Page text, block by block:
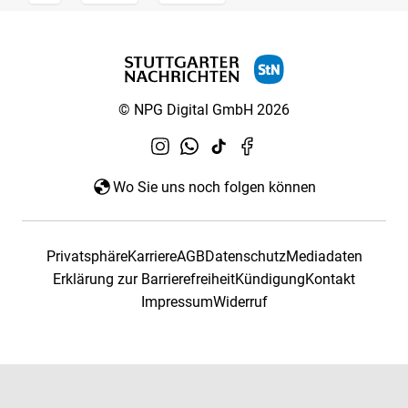
© NPG Digital GmbH 2026
Wo Sie uns noch folgen können
PrivatsphäreKarriereAGBDatenschutzMediadaten
Erklärung zur BarrierefreiheitKündigungKontakt
ImpressumWiderruf